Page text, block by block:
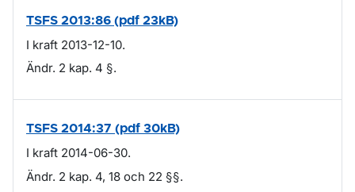
TSFS 2013:86 (pdf 23kB)
I kraft 2013-12-10.
Ändr. 2 kap. 4 §.
TSFS 2014:37 (pdf 30kB)
I kraft 2014-06-30.
Ändr. 2 kap. 4, 18 och 22 §§.